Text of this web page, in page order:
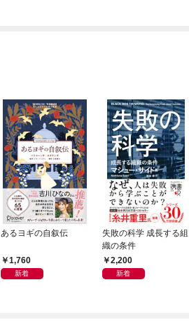
あるヨギの自叙伝
1,760
新着
失敗の科学 成長する組
織の条件
2,200
新着